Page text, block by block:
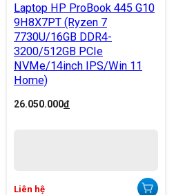
Laptop HP ProBook 445 G10
9H8X7PT (Ryzen 7
7730U/16GB DDR4-
3200/512GB PCIe
NVMe/14inch IPS/Win 11
Home)
26.050.000đ
Liên hệ